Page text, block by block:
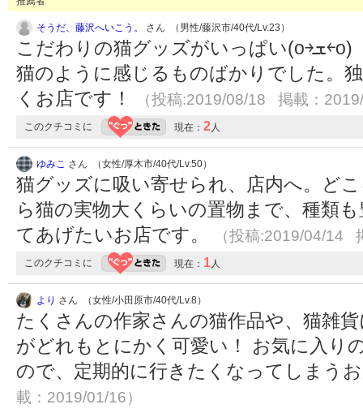
そうだ、藤沢へいこう。 さん （男性/藤沢市/40代/Lv.23）
こだわりの猫グッズがいっぱい(o￫ܫ￩o) どの猫も愛嬌があり、飼い
猫のように感じるものばかりでした。
くお店です！
（投稿:2019/08/18 掲載：
このクチコミに 現在： 2 人
ゆみこ さん （女性/厚木市/40代/Lv.50）
猫グッズに吸い寄せられ、店内へ。ど
ら猫の実物大くらいの置物まで、種類
てあげたいお店です。
（投稿:2019/04/14
このクチコミに 現在： 1 人
より さん （女性/小田原市/40代/Lv.8）
たくさんの作家さんの猫作品や、猫雑
がどれもとにかく可愛い！ お気に入り
ので、定期的に行きたくなってしまう
載：2019/01/16）